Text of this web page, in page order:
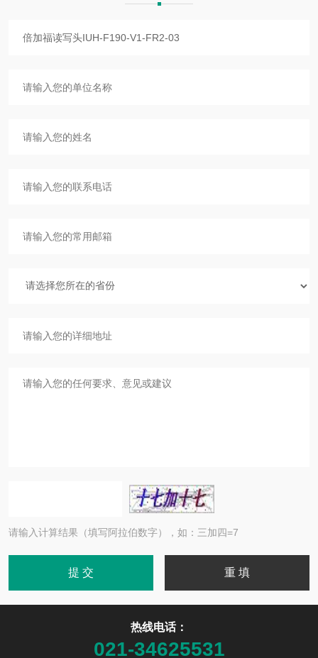
请输入计算结果（填写阿拉伯数字），如：三加四=7
热线电话：
021-34625531